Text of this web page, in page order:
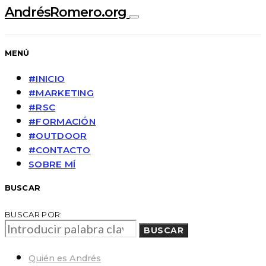
AndrésRomero.org
MENÚ
#INICIO
#MARKETING
#RSC
#FORMACIÓN
#OUTDOOR
#CONTACTO
SOBRE MÍ
BUSCAR
BUSCAR POR:
BUSCAR
Quién es Andrés